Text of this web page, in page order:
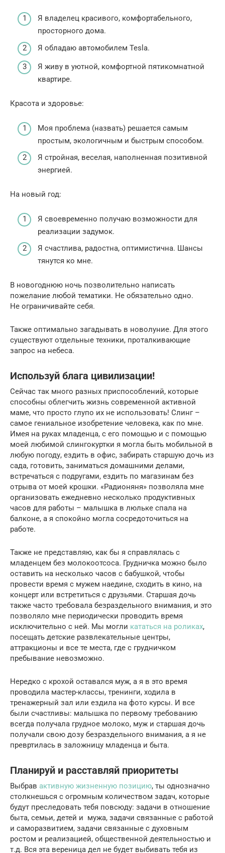
Я владелец красивого, комфортабельного,
просторного дома.
Я обладаю автомобилем Tesla.
Я живу в уютной, комфортной пятикомнатной
квартире.
Красота и здоровье:
Моя проблема (назвать) решается самым
простым, экологичным и быстрым способом.
Я стройная, веселая, наполненная позитивной
энергией.
На новый год:
Я своевременно получаю возможности для
реализации задумок.
Я счастлива, радостна, оптимистична. Шансы
тянутся ко мне.
В новогоднюю ночь позволительно написать
пожелание любой тематики. Не обязательно одно.
Не ограничивайте себя.
Также оптимально загадывать в новолуние. Для этого
существуют отдельные техники, проталкивающие
запрос на небеса.
Используй блага цивилизации!
Сейчас так много разных приспособлений, которые
способны облегчить жизнь современной активной
маме, что просто глупо их не использовать! Слинг –
самое гениальное изобретение человека, как по мне.
Имея на руках младенца, с его помощью и с помощью
моей любимой слингокуртки я могла быть мобильной в
любую погоду, ездить в офис, забирать старшую дочь из
сада, готовить, заниматься домашними делами,
встречаться с подругами, ездить по магазинам без
отрыва от моей крошки. «Радионяня» позволяла мне
организовать ежедневно несколько продуктивных
часов для работы – малышка в люльке спала на
балконе, а я спокойно могла сосредоточиться на
работе.
Также не представляю, как бы я справлялась с
младенцем без молокоотсоса. Грудничка можно было
оставить на несколько часов с бабушкой, чтобы
провести время с мужем наедине, сходить в кино, на
концерт или встретиться с друзьями. Старшая дочь
также часто требовала безраздельного внимания, и это
позволяло мне периодически проводить время
исключительно с ней. Мы могли кататься на роликах,
посещать детские развлекательные центры,
аттракционы и все те места, где с грудничком
пребывание невозможно.
Нередко с крохой оставался муж, а я в это время
проводила мастер-классы, тренинги, ходила в
тренажерный зал или ездила на фото курсы. И все
были счастливы: малышка по первому требованию
всегда получала грудное молоко, муж и старшая дочь
получали свою дозу безраздельного внимания, а я не
превртилась в заложницу младенца и быта.
Планируй и расставляй приоритеты
Выбрав активную жизненную позицию, ты однозначно
столкнешься с огромным количеством задач, которые
будут преследовать тебя повсюду: задачи в отношение
быта, семьи, детей и мужа, задачи связанные с работой
и саморазвитием, задачи связанные с духовным
ростом и реализацией, общественной деятельностью и
т.д. Вся эта вереница дел не будет выбивать тебя из